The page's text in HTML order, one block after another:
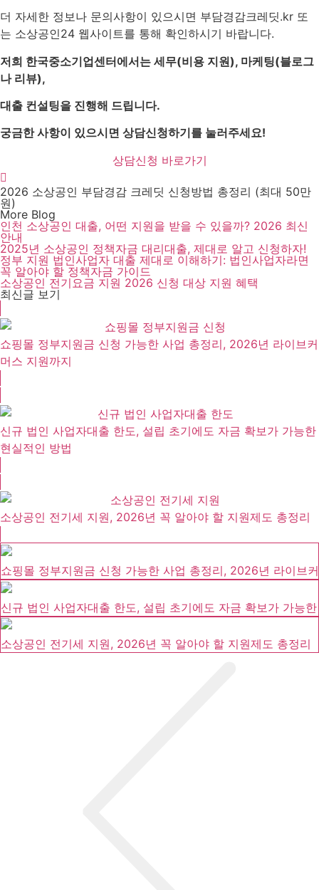
더 자세한 정보나 문의사항이 있으시면 부담경감크레딧.kr 또
는 소상공인24 웹사이트를 통해 확인하시기 바랍니다.
저희 한국중소기업센터에서는 세무(비용 지원), 마케팅(블로그
나 리뷰),
대출 컨설팅을 진행해 드립니다.
궁금한 사항이 있으시면 상담신청하기를 눌러주세요!
상담신청 바로가기
2026 소상공인 부담경감 크레딧 신청방법 총정리 (최대 50만
원)
More Blog
인천 소상공인 대출, 어떤 지원을 받을 수 있을까? 2026 최신
안내
2025년 소상공인 정책자금 대리대출, 제대로 알고 신청하자!
정부 지원 법인사업자 대출 제대로 이해하기: 법인사업자라면
꼭 알아야 할 정책자금 가이드
소상공인 전기요금 지원 2026 신청 대상 지원 혜택
최신글 보기
쇼핑몰 정부지원금 신청 가능한 사업 총정리, 2026년 라이브커
머스 지원까지
신규 법인 사업자대출 한도, 설립 초기에도 자금 확보가 가능한
현실적인 방법
소상공인 전기세 지원, 2026년 꼭 알아야 할 지원제도 총정리
쇼핑몰 정부지원금 신청 가능한 사업 총정리, 2026년 라이브
신규 법인 사업자대출 한도, 설립 초기에도 자금 확보가 가능
소상공인 전기세 지원, 2026년 꼭 알아야 할 지원제도 총정리